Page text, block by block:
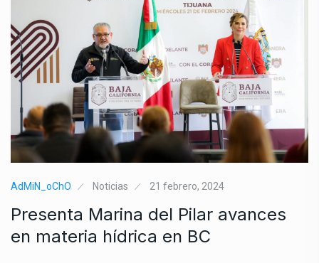
AdMiN_oChO Noticias 21 febrero, 2024
Presenta Marina del Pilar avances
en materia hídrica en BC